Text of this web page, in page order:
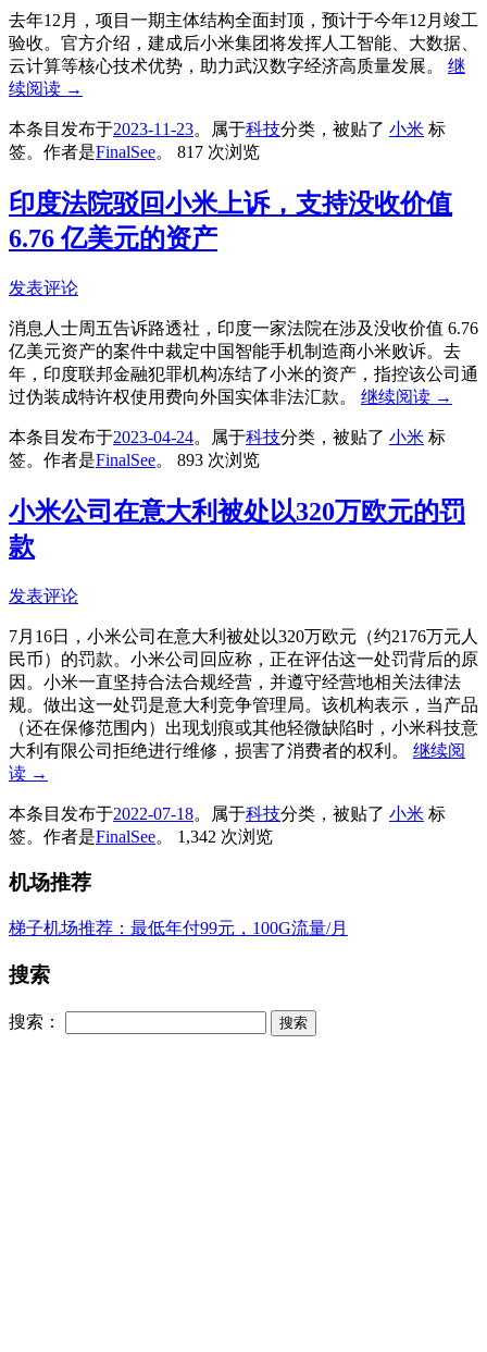
去年12月，项目一期主体结构全面封顶，预计于今年12月竣工
验收。官方介绍，建成后小米集团将发挥人工智能、大数据、
云计算等核心技术优势，助力武汉数字经济高质量发展。 继
续阅读 →
本条目发布于2023-11-23。属于科技分类，被贴了 小米 标
签。 作者是FinalSee。 817 次浏览
印度法院驳回小米上诉，支持没收价值
6.76 亿美元的资产
发表评论
消息人士周五告诉路透社，印度一家法院在涉及没收价值 6.76
亿美元资产的案件中裁定中国智能手机制造商小米败诉。去
年，印度联邦金融犯罪机构冻结了小米的资产，指控该公司通
过伪装成特许权使用费向外国实体非法汇款。 继续阅读 →
本条目发布于2023-04-24。属于科技分类，被贴了 小米 标
签。 作者是FinalSee。 893 次浏览
小米公司在意大利被处以320万欧元的罚
款
发表评论
7月16日，小米公司在意大利被处以320万欧元（约2176万元人
民币）的罚款。小米公司回应称，正在评估这一处罚背后的原
因。小米一直坚持合法合规经营，并遵守经营地相关法律法
规。做出这一处罚是意大利竞争管理局。该机构表示，当产品
（还在保修范围内）出现划痕或其他轻微缺陷时，小米科技意
大利有限公司拒绝进行维修，损害了消费者的权利。 继续阅
读 →
本条目发布于2022-07-18。属于科技分类，被贴了 小米 标
签。 作者是FinalSee。 1,342 次浏览
机场推荐
梯子机场推荐：最低年付99元，100G流量/月
搜索
搜索：